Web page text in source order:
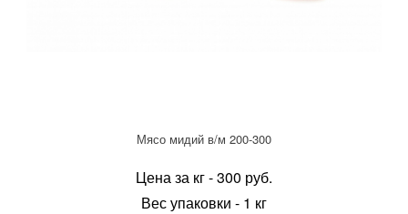
Мясо мидий в/м 200-300
Цена за кг - 300 руб.
Вес упаковки - 1 кг